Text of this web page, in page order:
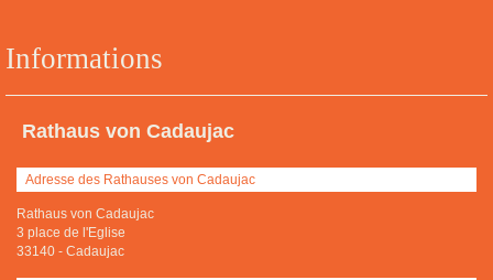
Informations
Rathaus von Cadaujac
Adresse des Rathauses von Cadaujac
Rathaus von Cadaujac
3 place de l'Eglise
33140 - Cadaujac